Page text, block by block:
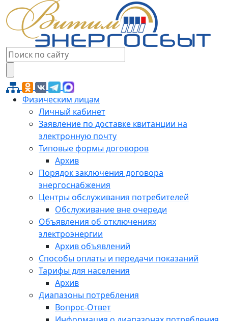
Физическим лицам
Личный кабинет
Заявление по доставке квитанции на
электронную почту
Типовые формы договоров
Архив
Порядок заключения договора
энергоснабжения
Центры обслуживания потребителей
Обслуживание вне очереди
Объявления об отключениях
электроэнергии
Архив объявлений
Способы оплаты и передачи показаний
Тарифы для населения
Архив
Диапазоны потребления
Вопрос-Ответ